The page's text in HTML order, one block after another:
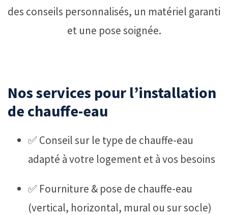
des conseils personnalisés, un matériel garanti
et une pose soignée.
Nos services pour l’installation
de chauffe-eau
✅ Conseil sur le type de chauffe-eau
adapté à votre logement et à vos besoins
✅ Fourniture & pose de chauffe-eau
(vertical, horizontal, mural ou sur socle)